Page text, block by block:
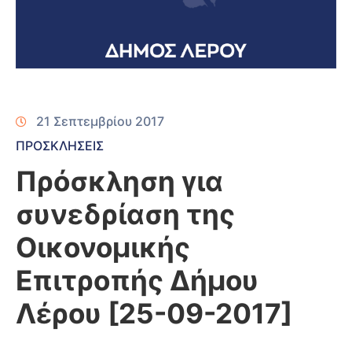
21 Σεπτεμβρίου 2017
ΠΡΟΣΚΛΗΣΕΙΣ
Πρόσκληση για
συνεδρίαση της
Οικονομικής
Επιτροπής Δήμου
Λέρου [25-09-2017]